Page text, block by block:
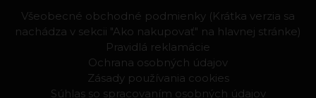
Všeobecné obchodné podmienky (Krátka verzia sa
nachádza v sekcii "Ako nakupovať" na hlavnej stránke)
Pravidlá reklamácie
Ochrana osobných údajov
Zásady používania cookies
Súhlas so spracovaním osobných údajov